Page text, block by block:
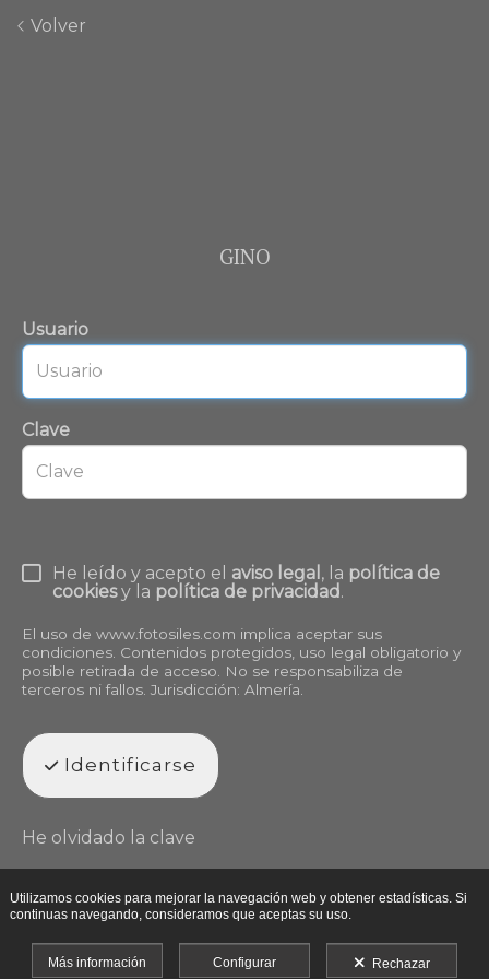
Volver
GINO
Usuario
Clave
He leído y acepto el aviso legal , la política de
cookiesy la política de privacidad.
El uso de www.fotosiles.com implica aceptar sus
condiciones. Contenidos protegidos, uso legal obligatorio y
posible retirada de acceso. No se responsabiliza de
terceros ni fallos. Jurisdicción: Almería.
Identificarse
He olvidado la clave
Utilizamos cookies para mejorar la navegación web y obtener estadísticas. Si
continuas navegando, consideramos que aceptas su uso.
Más información Configurar Rechazar